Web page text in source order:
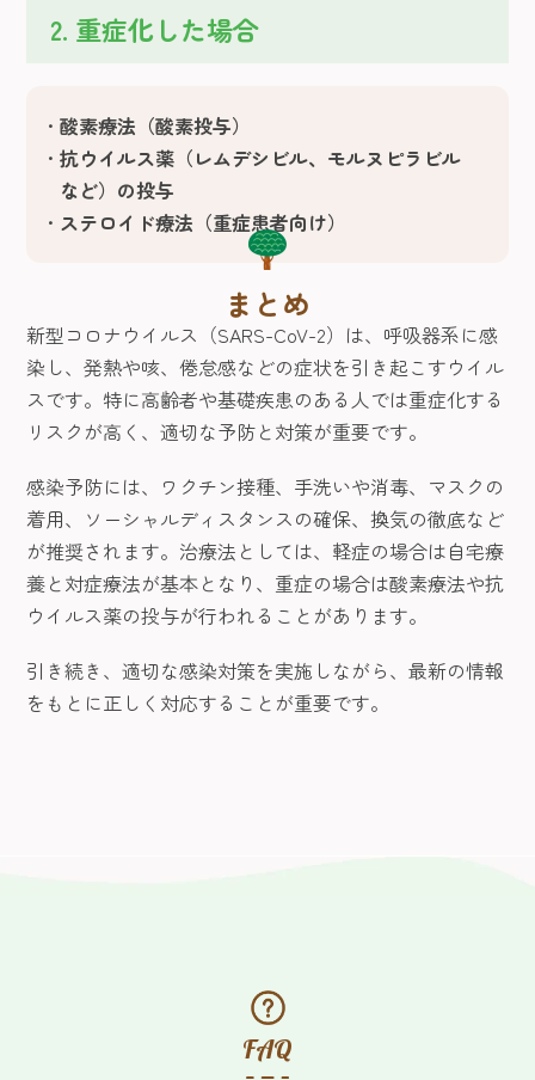
2. 重症化した場合
酸素療法（酸素投与）
抗ウイルス薬（レムデシビル、モルヌピラビル
など）の投与
ステロイド療法（重症患者向け）
まとめ
新型コロナウイルス（SARS-CoV-2）は、呼吸器系に感
染し、発熱や咳、倦怠感などの症状を引き起こすウイル
スです。特に高齢者や基礎疾患のある人では重症化する
リスクが高く、適切な予防と対策が重要です。
感染予防には、ワクチン接種、手洗いや消毒、マスクの
着用、ソーシャルディスタンスの確保、換気の徹底など
が推奨されます。治療法としては、軽症の場合は自宅療
養と対症療法が基本となり、重症の場合は酸素療法や抗
ウイルス薬の投与が行われることがあります。
引き続き、適切な感染対策を実施しながら、最新の情報
をもとに正しく対応することが重要です。
FAQ